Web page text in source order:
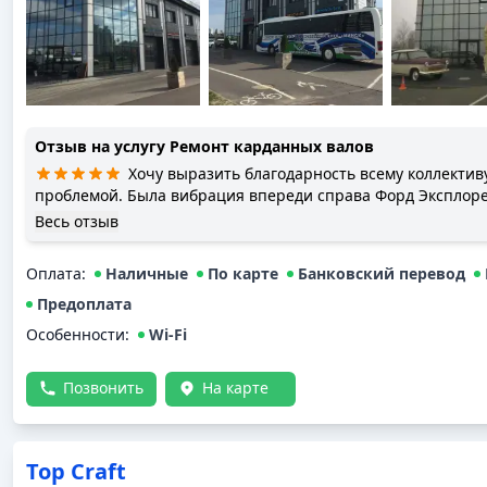
Отзыв на услугу Ремонт карданных валов
Хочу выразить благодарность всему коллективу автосервиса.Обращался с
проблемой. Была вибрация впереди справа Форд
Диагностика подвески выявила замену трипойда.
автосервисе. Огромное Вам спасибо, очень меня
Андрей!!!
Весь отзыв
Оплата: Наличные По карте Банковский перевод
Предоплата
Особенности:
Wi-Fi
Позвонить На карте
Top Craft